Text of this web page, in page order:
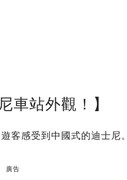
車站外觀！】
客感受到中國式的迪士尼。
廣告